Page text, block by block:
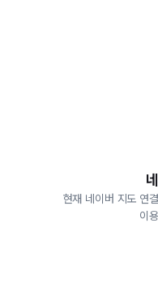
현재 네이버 지도 연
이